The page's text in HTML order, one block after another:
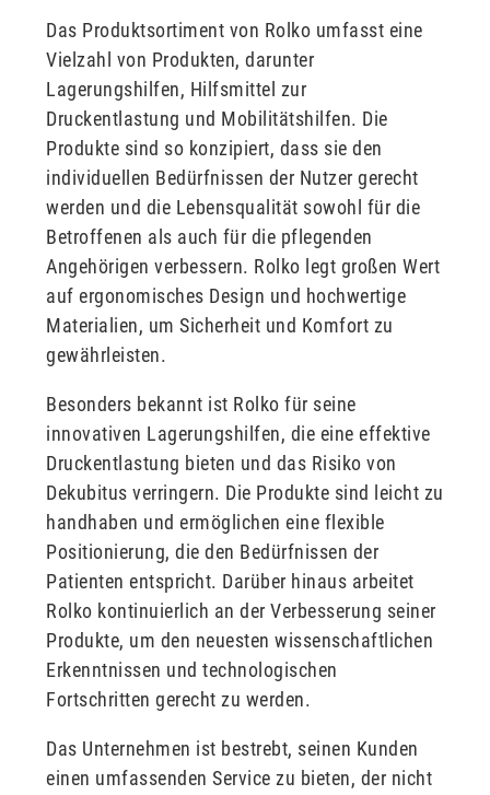
Das Produktsortiment von Rolko umfasst eine
Vielzahl von Produkten, darunter
Lagerungshilfen, Hilfsmittel zur
Druckentlastung und Mobilitätshilfen. Die
Produkte sind so konzipiert, dass sie den
individuellen Bedürfnissen der Nutzer gerecht
werden und die Lebensqualität sowohl für die
Betroffenen als auch für die pflegenden
Angehörigen verbessern. Rolko legt großen Wert
auf ergonomisches Design und hochwertige
Materialien, um Sicherheit und Komfort zu
gewährleisten.
Besonders bekannt ist Rolko für seine
innovativen Lagerungshilfen, die eine effektive
Druckentlastung bieten und das Risiko von
Dekubitus verringern. Die Produkte sind leicht zu
handhaben und ermöglichen eine flexible
Positionierung, die den Bedürfnissen der
Patienten entspricht. Darüber hinaus arbeitet
Rolko kontinuierlich an der Verbesserung seiner
Produkte, um den neuesten wissenschaftlichen
Erkenntnissen und technologischen
Fortschritten gerecht zu werden.
Das Unternehmen ist bestrebt, seinen Kunden
einen umfassenden Service zu bieten, der nicht